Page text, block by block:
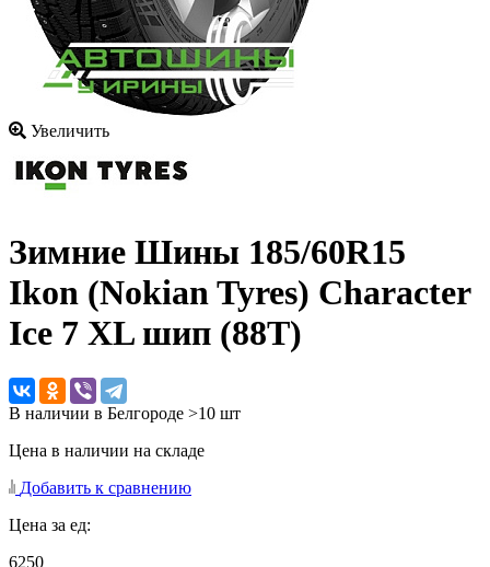
Увеличить
Зимние Шины 185/60R15
Ikon (Nokian Tyres) Character
Ice 7 XL шип (88T)
В наличии в Белгороде >10 шт
Цена в наличии на складе
Добавить к сравнению
Цена за ед:
6250